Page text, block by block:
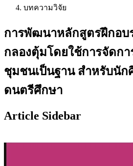
บทความวิจัย
การพัฒนาหลักสูตรฝึกอบ
กลองตุ้มโดยใช้การจัดกา
ชุมชนเป็นฐาน สำหรับนัก
ดนตรีศึกษา
Article Sidebar